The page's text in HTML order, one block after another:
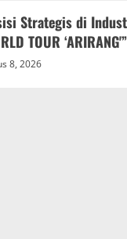
Strategis di
TOUR ‘ARIRANG'”
8, 2026